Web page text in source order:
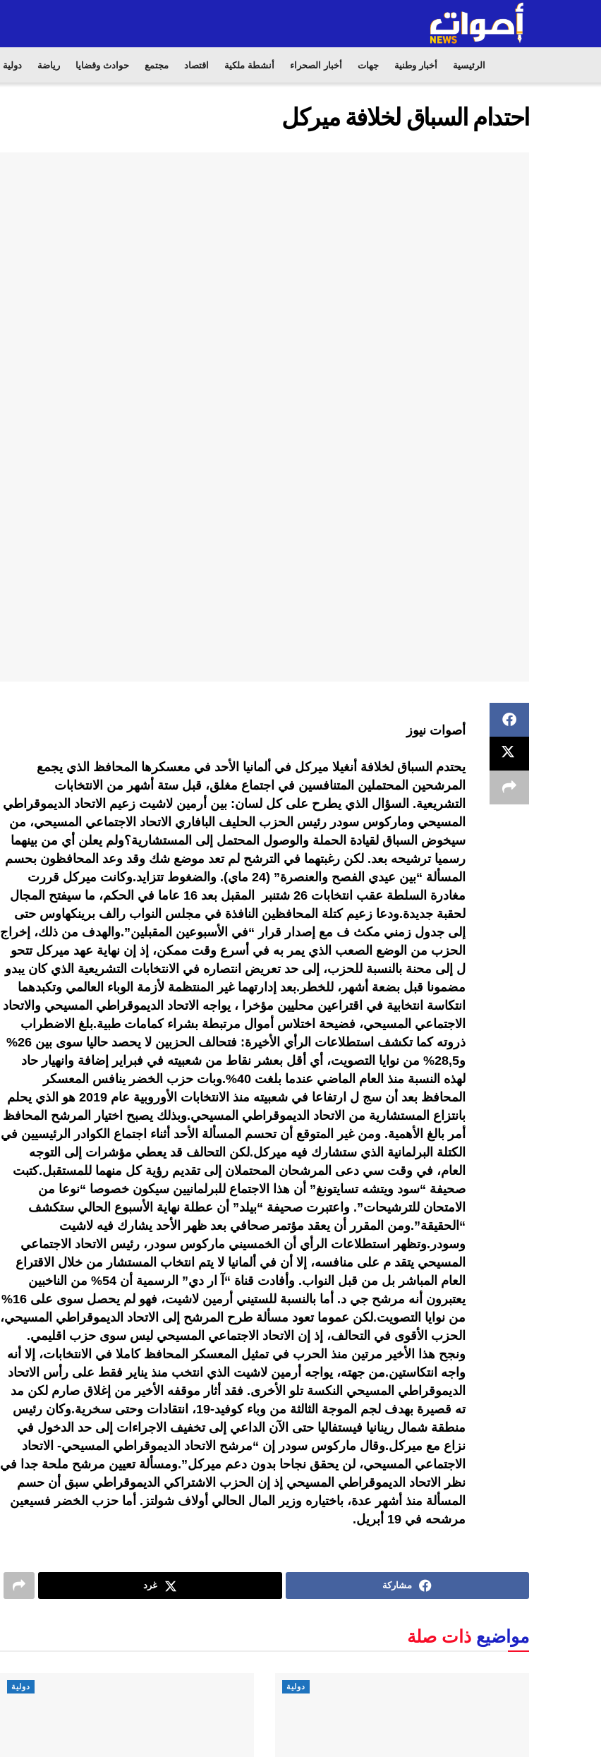
الرئيسية أخبار وطنية جهات أخبار الصحراء أنشطة ملكية اقتصاد مجتمع حوادث وقضايا رياضة دولية
احتدام السباق لخلافة ميركل
أصوات نيوز
يحتدم السباق لخلافة أنغيلا ميركل في ألمانيا الأحد في معسكرها المحافظ الذي يجمع
المرشحين المحتملين المتنافسين في اجتماع مغلق، قبل ستة أشهر من الانتخابات
التشريعية. السؤال الذي يطرح على كل لسان: بين أرمين لاشيت زعيم الاتحاد الديموقراطي
المسيحي وماركوس سودر رئيس الحزب الحليف البافاري الاتحاد الاجتماعي المسيحي، من
سيخوض السباق لقيادة الحملة والوصول المحتمل إلى المستشارية؟ولم يعلن أي من بينهما
رسميا ترشيحه بعد. لكن رغبتهما في الترشح لم تعد موضع شك وقد وعد المحافظون بحسم
المسألة “بين عيدي الفصح والعنصرة” (24 ماي). والضغوط تتزايد.وكانت ميركل قررت
مغادرة السلطة عقب انتخابات 26 شتنبر المقبل بعد 16 عاما في الحكم، ما سيفتح المجال
لحقبة جديدة.ودعا زعيم كتلة المحافظين النافذة في مجلس النواب رالف برينكهاوس حتى
إلى جدول زمني مكث ف مع إصدار قرار “في الأسبوعين المقبلين”.والهدف من ذلك، إخراج
الحزب من الوضع الصعب الذي يمر به في أسرع وقت ممكن، إذ إن نهاية عهد ميركل تتحو
ل إلى محنة بالنسبة للحزب، إلى حد تعريض انتصاره في الانتخابات التشريعية الذي كان يبدو
مضمونا قبل بضعة أشهر، للخطر.بعد إدارتهما غير المنتظمة لأزمة الوباء العالمي وتكبدهما
انتكاسة انتخابية في اقتراعين محليين مؤخرا ، يواجه الاتحاد الديموقراطي المسيحي والاتحاد
الاجتماعي المسيحي، فضيحة اختلاس أموال مرتبطة بشراء كمامات طبية.بلغ الاضطراب
ذروته كما تكشف استطلاعات الرأي الأخيرة: فتحالف الحزبين لا يحصد حاليا سوى بين 26%
و28,5% من نوايا التصويت، أي أقل بعشر نقاط من شعبيته في فبراير إضافة وانهيار حاد
لهذه النسبة منذ العام الماضي عندما بلغت 40%.وبات حزب الخضر ينافس المعسكر
المحافظ بعد أن سج ل ارتفاعا في شعبيته منذ الانتخابات الأوروبية عام 2019 هو الذي يحلم
بانتزاع المستشارية من الاتحاد الديموقراطي المسيحي.وبذلك يصبح اختيار المرشح المحافظ
أمر بالغ الأهمية. ومن غير المتوقع أن تحسم المسألة الأحد أثناء اجتماع الكوادر الرئيسيين في
الكتلة البرلمانية الذي ستشارك فيه ميركل.لكن التحالف قد يعطي مؤشرات إلى التوجه
العام، في وقت سي دعى المرشحان المحتملان إلى تقديم رؤية كل منهما للمستقبل.كتبت
صحيفة “سود ويتشه تسايتونغ” أن هذا الاجتماع للبرلمانيين سيكون خصوصا “نوعا من
الامتحان للترشيحات”. واعتبرت صحيفة “بيلد” أن عطلة نهاية الأسبوع الحالي ستكشف
“الحقيقة”.ومن المقرر أن يعقد مؤتمر صحافي بعد ظهر الأحد يشارك فيه لاشيت
وسودر.وتظهر استطلاعات الرأي أن الخمسيني ماركوس سودر، رئيس الاتحاد الاجتماعي
المسيحي يتقد م على منافسه، إلا أن في ألمانيا لا يتم انتخاب المستشار من خلال الاقتراع
العام المباشر بل من قبل النواب. وأفادت قناة “آ ار دي” الرسمية أن 54% من الناخبين
يعتبرون أنه مرشح جي د. أما بالنسبة للستيني أرمين لاشيت، فهو لم يحصل سوى على 16%
من نوايا التصويت.لكن عموما تعود مسألة طرح المرشح إلى الاتحاد الديموقراطي المسيحي،
الحزب الأقوى في التحالف، إذ إن الاتحاد الاجتماعي المسيحي ليس سوى حزب اقليمي.
ونجح هذا الأخير مرتين منذ الحرب في تمثيل المعسكر المحافظ كاملا في الانتخابات، إلا أنه
واجه انتكاستين.من جهته، يواجه أرمين لاشيت الذي انتخب منذ يناير فقط على رأس الاتحاد
الديموقراطي المسيحي النكسة تلو الأخرى. فقد أثار موقفه الأخير من إغلاق صارم لكن مد
ته قصيرة بهدف لجم الموجة الثالثة من وباء كوفيد-19، انتقادات وحتى سخرية.وكان رئيس
منطقة شمال رينانيا فيستفاليا حتى الآن الداعي إلى تخفيف الاجراءات إلى حد الدخول في
نزاع مع ميركل.وقال ماركوس سودر إن “مرشح الاتحاد الديموقراطي المسيحي- الاتحاد
الاجتماعي المسيحي، لن يحقق نجاحا بدون دعم ميركل”.ومسألة تعيين مرشح ملحة جدا في
نظر الاتحاد الديموقراطي المسيحي إذ إن الحزب الاشتراكي الديموقراطي سبق أن حسم
المسألة منذ أشهر عدة، باختياره وزير المال الحالي أولاف شولتز. أما حزب الخضر فسيعين
مرشحه في 19 أبريل.
مشاركة غرد
مواضيع ذات صلة
دولية دولية